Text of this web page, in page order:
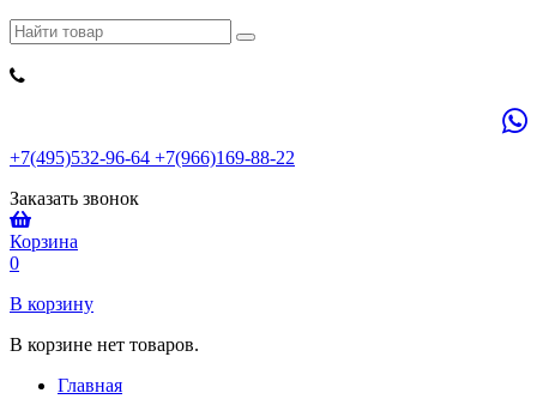
+7(495)532-96-64 +7(966)169-88-22
Заказать звонок
Корзина
0
В корзину
В корзине нет товаров.
Главная